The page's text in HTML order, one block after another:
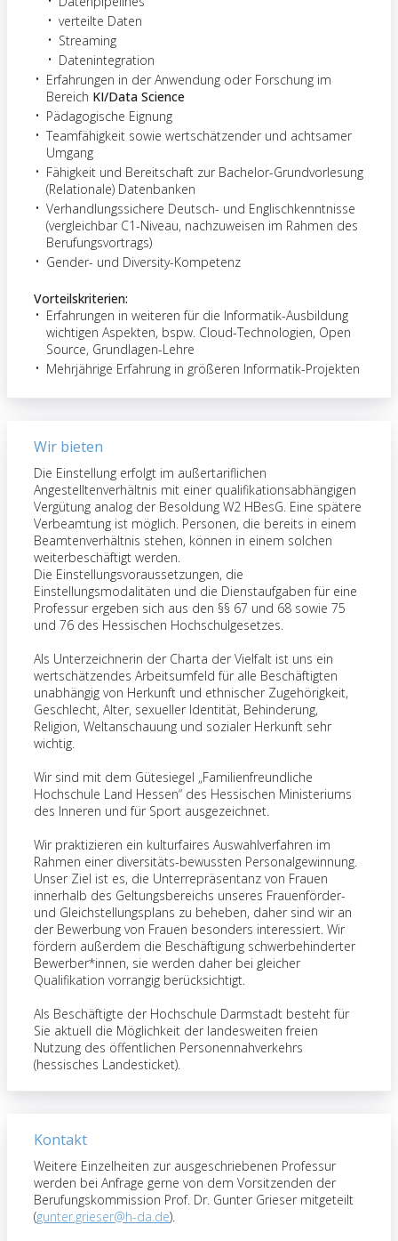
verteilte Daten
Streaming
Datenintegration
Erfahrungen in der Anwendung oder Forschung im
Bereich KI/Data Science
Pädagogische Eignung
Teamfähigkeit sowie wertschätzender und achtsamer
Umgang
Fähigkeit und Bereitschaft zur Bachelor-Grundvorlesung
(Relationale) Datenbanken
Verhandlungssichere Deutsch- und Englischkenntnisse
(vergleichbar C1-Niveau, nachzuweisen im Rahmen des
Berufungsvortrags)
Gender- und Diversity-Kompetenz
Vorteilskriterien:
Erfahrungen in weiteren für die Informatik-Ausbildung
wichtigen Aspekten, bspw. Cloud-Technologien, Open
Source, Grundlagen-Lehre
Mehrjährige Erfahrung in größeren Informatik-Projekten
Wir bieten
Die Einstellung erfolgt im außertariflichen
Angestelltenverhältnis mit einer qualifikationsabhängigen
Vergütung analog der Besoldung W2 HBesG. Eine spätere
Verbeamtung ist möglich. Personen, die bereits in einem
Beamtenverhältnis stehen, können in einem solchen
weiterbeschäftigt werden.
Die Einstellungsvoraussetzungen, die
Einstellungsmodalitäten und die Dienstaufgaben für eine
Professur ergeben sich aus den §§ 67 und 68 sowie 75
und 76 des Hessischen Hochschulgesetzes.
Als Unterzeichnerin der Charta der Vielfalt ist uns ein
wertschätzendes Arbeitsumfeld für alle Beschäftigten
unabhängig von Herkunft und ethnischer Zugehörigkeit,
Geschlecht, Alter, sexueller Identität, Behinderung,
Religion, Weltanschauung und sozialer Herkunft sehr
wichtig.
Wir sind mit dem Gütesiegel „Familienfreundliche
Hochschule Land Hessen“ des Hessischen Ministeriums
des Inneren und für Sport ausgezeichnet.
Wir praktizieren ein kulturfaires Auswahlverfahren im
Rahmen einer diversitäts-bewussten Personalgewinnung.
Unser Ziel ist es, die Unterrepräsentanz von Frauen
innerhalb des Geltungsbereichs unseres Frauenförder-
und Gleichstellungsplans zu beheben, daher sind wir an
der Bewerbung von Frauen besonders interessiert. Wir
fördern außerdem die Beschäftigung schwerbehinderter
Bewerber*innen, sie werden daher bei gleicher
Qualifikation vorrangig berücksichtigt.
Als Beschäftigte der Hochschule Darmstadt besteht für
Sie aktuell die Möglichkeit der landesweiten freien
Nutzung des öffentlichen Personennahverkehrs
(hessisches Landesticket).
Kontakt
Weitere Einzelheiten zur ausgeschriebenen Professur
werden bei Anfrage gerne von dem Vorsitzenden der
Berufungskommission Prof. Dr. Gunter Grieser mitgeteilt
(gunter.grieser@h-da.de).